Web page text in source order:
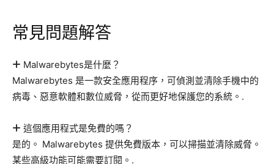
常見問題解答
Malwarebytes是什麼？
Malwarebytes 是一款安全應用程序，可偵測並清除手機中的
病毒、惡意軟體和數位威脅，從而更好地保護您的系統。.
這個應用程式是免費的嗎？
是的。 Malwarebytes 提供免費版本，可以掃描並清除威脅。
某些高級功能可能需要訂閱。.